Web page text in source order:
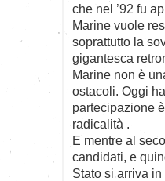
che nel ’92 fu
Marine vuole
soprattutto la
gigantesca
Marine non è
ostacoli. Oggi
partecipazione
radicalità .
E mentre al
candidati, e
Stato si arriva